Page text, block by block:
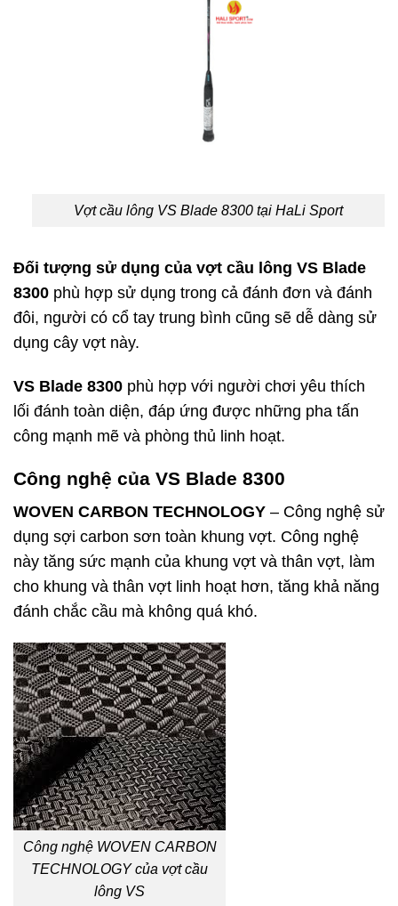
Vợt cầu lông VS Blade 8300 tại HaLi Sport
Đối tượng sử dụng của vợt cầu lông VS Blade
8300 phù hợp sử dụng trong cả đánh đơn và đánh
đôi, người có cổ tay trung bình cũng sẽ dễ dàng sử
dụng cây vợt này.
VS Blade 8300 phù hợp với người chơi yêu thích
lối đánh toàn diện, đáp ứng được những pha tấn
công mạnh mẽ và phòng thủ linh hoạt.
Công nghệ của VS Blade 8300
WOVEN CARBON TECHNOLOGY – Công nghệ sử
dụng sợi carbon sơn toàn khung vợt. Công nghệ
này tăng sức mạnh của khung vợt và thân vợt, làm
cho khung và thân vợt linh hoạt hơn, tăng khả năng
đánh chắc cầu mà không quá khó.
Công nghệ WOVEN CARBON
TECHNOLOGY của vợt cầu
lông VS